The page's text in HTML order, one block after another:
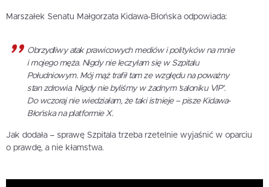
Marszałek Senatu Małgorzata Kidawa-Błońska odpowiada:
Obrzydliwy atak prawicowych mediów i polityków na mnie
i mojego męża. Nigdy nie leczyłam się w Szpitalu
Południowym. Mój mąż trafił tam ze względu na poważny
stan zdrowia. Nigdy nie byliśmy w żadnym 'saloniku VIP’.
Do wczoraj nie wiedziałam, że taki istnieje – pisze Kidawa-
Błońska na platformie X.
Jak dodała – sprawę Szpitala trzeba rzetelnie wyjaśnić w oparciu
o prawdę, a nie kłamstwa.